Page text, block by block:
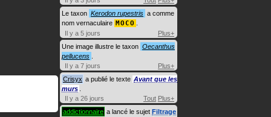
Le taxon Kerodon rupestris a comme
nom vernaculaire MOCO
Il y a 5 jours
Plus+
Une image illustre le taxon Oecanthus
pellucens
Il y a 7 jours
Plus+
Crisyx a publié le texte Avant que les
murs
Il y a 26 jours
Tout Plus+
addictionnaire a lancé le sujet Filtrage